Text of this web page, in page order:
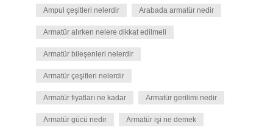
Ampul çeşitleri nelerdir Arabada armatür nedir
Armatür alırken nelere dikkat edilmeli
Armatür bileşenleri nelerdir
Armatür çeşitleri nelerdir
Armatür fiyatları ne kadar Armatür gerilimi nedir
Armatür gücü nedir Armatür işi ne demek